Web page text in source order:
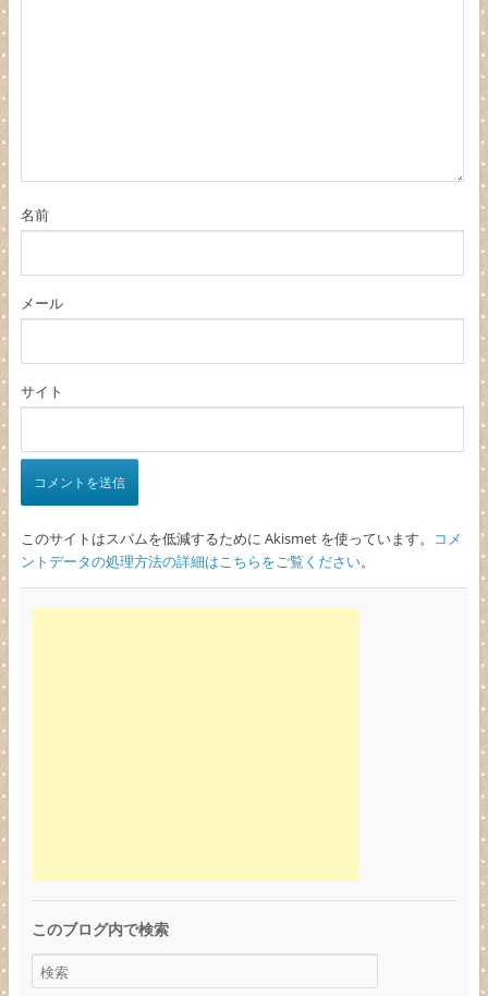
名前
メール
サイト
このサイトはスパムを低減するために Akismet を使っています。
コメ
ントデータの処理方法の詳細はこちらをご覧ください。
このブログ内で検索